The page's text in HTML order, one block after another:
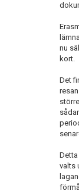
nu
kort.
Det
valts